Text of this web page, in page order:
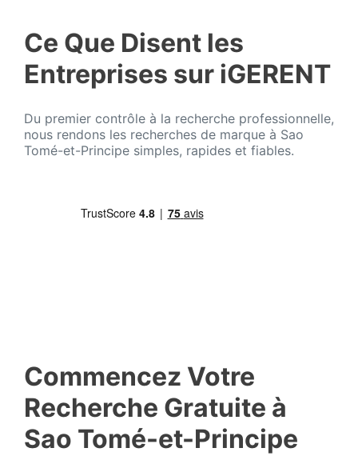
Ce Que Disent les
Entreprises sur iGERENT
Du premier contrôle à la recherche professionnelle,
nous rendons les recherches de marque à Sao
Tomé-et-Principe simples, rapides et fiables.
Commencez Votre
Recherche Gratuite à
Sao Tomé-et-Principe